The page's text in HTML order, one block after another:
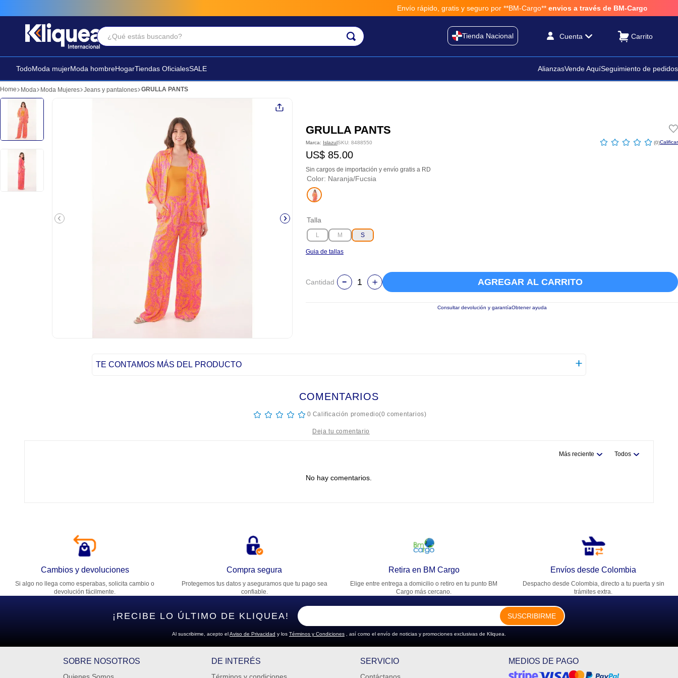
Envío rápido, gratis y seguro por **BM-Cargo** envios a través de BM-Cargo
¿Qué estás buscando?
Tienda Nacional Cuenta
TodoModa mujerModa hombreHogarTiendas OficialesSALE AlianzasVende AquíSeguimiento de pedidos
Moda Moda Mujeres Jeans y pantalones GRULLA PANTS
GRULLA PANTS
Marca: IslazulSKU: 8488550 ☆ ☆ ☆ ☆ ☆ (0)
US$ 85.00
Sin cargos de importación y envío gratis a RD
Color: Naranja/Fucsia
Talla
L M S
Guia de tallas
Cantidad AGREGAR AL CARRITO
Consultar devolución y garantíaObtener ayuda
TE CONTAMOS MÁS DEL PRODUCTO
COMENTARIOS
☆ ☆ ☆ ☆ ☆ 0 Calificación promedio(0 comentarios)
Dirección de email
Escribe un comentario
ENVIAR COMENTARIO
Más reciente Todos
No hay comentarios.
Cambios y devoluciones
Si algo no llega como esperabas, solicita cambio o
devolución fácilmente.
Compra segura
Protegemos tus datos y aseguramos que tu pago sea
confiable.
Retira en BM Cargo
Elige entre entrega a domicilio o retiro en tu punto BM
Cargo más cercano.
Envíos desde Colombia
Despacho desde Colombia, directo a tu puerta y sin
trámites extra.
¡RECIBE LO ÚLTIMO DE KLIQUEA! SUSCRIBIRME
Al suscribirme, acepto elAviso de Privacidad y los Términos y Condiciones , así como el envío de noticias y promociones exclusivas de Kliquea.
SOBRE NOSOTROS DE INTERÉS SERVICIO MEDIOS DE PAGO
Términos Más Buscados
2. sandalia